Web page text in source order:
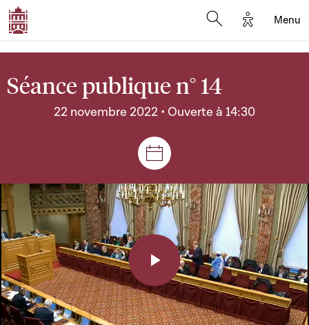
Options
Menu
Séance publique n° 14
22 novembre 2022 • Ouverte à 14:30
Séances et réunions
Play
Video